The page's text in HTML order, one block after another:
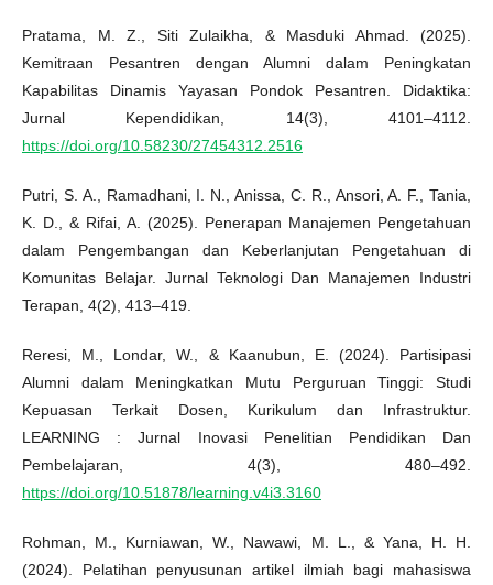
Pratama, M. Z., Siti Zulaikha, & Masduki Ahmad. (2025).
Kemitraan Pesantren dengan Alumni dalam Peningkatan
Kapabilitas Dinamis Yayasan Pondok Pesantren. Didaktika:
Jurnal Kependidikan, 14(3), 4101–4112.
https://doi.org/10.58230/27454312.2516
Putri, S. A., Ramadhani, I. N., Anissa, C. R., Ansori, A. F., Tania,
K. D., & Rifai, A. (2025). Penerapan Manajemen Pengetahuan
dalam Pengembangan dan Keberlanjutan Pengetahuan di
Komunitas Belajar. Jurnal Teknologi Dan Manajemen Industri
Terapan, 4(2), 413–419.
Reresi, M., Londar, W., & Kaanubun, E. (2024). Partisipasi
Alumni dalam Meningkatkan Mutu Perguruan Tinggi: Studi
Kepuasan Terkait Dosen, Kurikulum dan Infrastruktur.
LEARNING : Jurnal Inovasi Penelitian Pendidikan Dan
Pembelajaran, 4(3), 480–492.
https://doi.org/10.51878/learning.v4i3.3160
Rohman, M., Kurniawan, W., Nawawi, M. L., & Yana, H. H.
(2024). Pelatihan penyusunan artikel ilmiah bagi mahasiswa